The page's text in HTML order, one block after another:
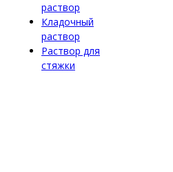
раствор
Кладочный
раствор
Раствор для
стяжки